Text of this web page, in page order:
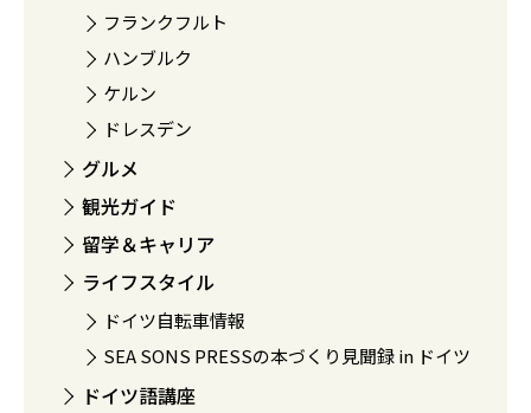
フランクフルト
ハンブルク
ケルン
ドレスデン
グルメ
観光ガイド
留学＆キャリア
ライフスタイル
ドイツ自転車情報
SEA SONS PRESSの本づくり見聞録 in ドイツ
ドイツ語講座